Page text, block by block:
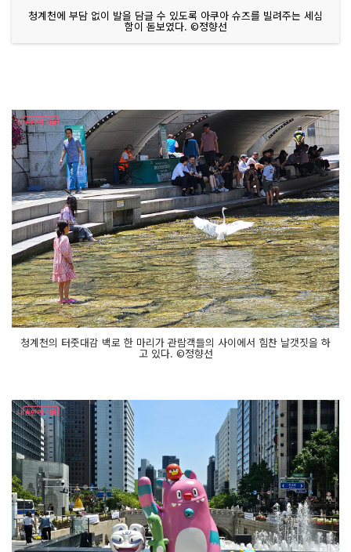
청계천에 부담 없이 발을 담글 수 있도록 아쿠아 슈즈를 빌려주는 세심
함이 돋보였다. ©정향선
청계천의 터줏대감 백로 한 마리가 관람객들의 사이에서 힘찬 날갯짓을 하
고 있다. ©정향선